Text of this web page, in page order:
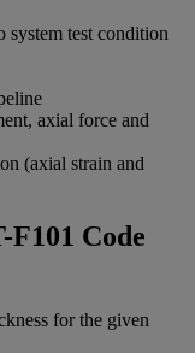
system test condition
axial force and
(axial strain and
Code
for the given